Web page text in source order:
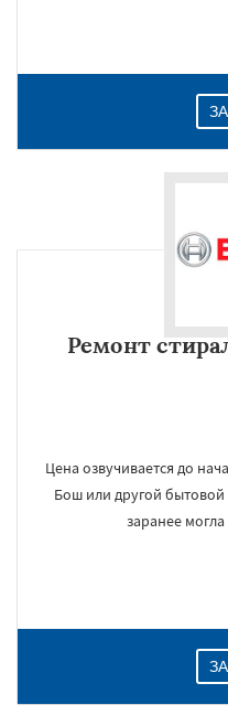
Ремонт
Цена озвучивается до
Бош или другой бытовой
заранее